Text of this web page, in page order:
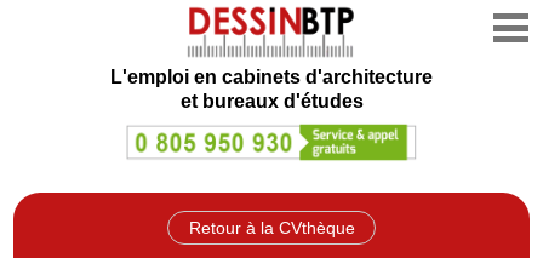
L'emploi en cabinets d'architecture
et bureaux d'études
Retour à la CVthèque